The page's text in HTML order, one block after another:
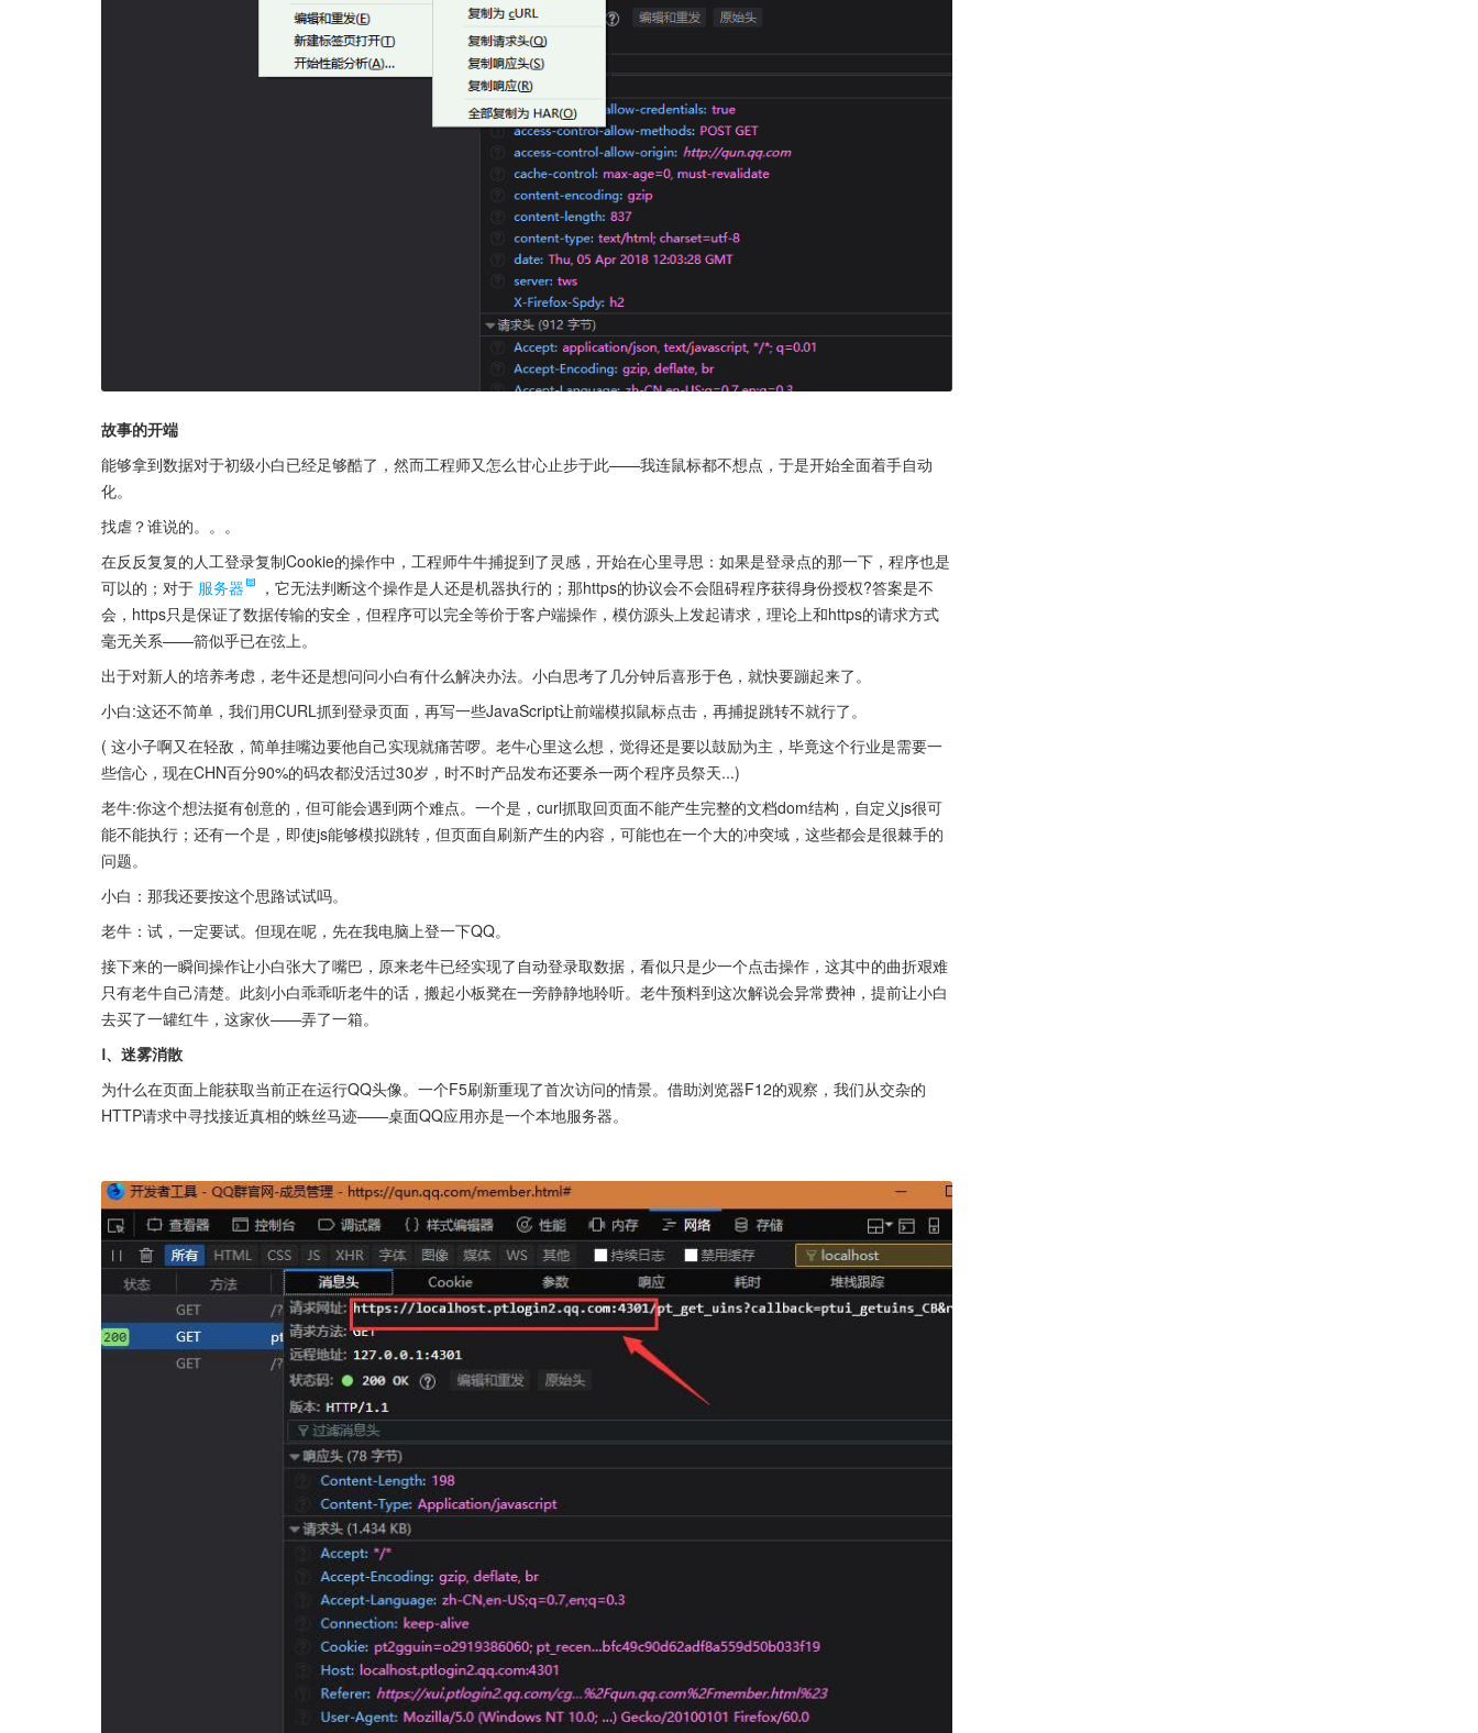
故事的开端
能够拿到数据对于初级小白已经足够酷了，然而工程师又怎么甘心止步于此——我连鼠标都不想点，于是开始全面着手自动
化。
找虐？谁说的。。。
在反反复复的人工登录复制Cookie的操作中，工程师牛牛捕捉到了灵感，开始在心里寻思：如果是登录点的那一下，程序也是
可以的；对于 服务器
，它无法判断这个操作是人还是机器执行的；那https的协议会不会阻碍程序获得身份授权?答案是不
会，https只是保证了数据传输的安全，但程序可以完全等价于客户端操作，模仿源头上发起请求，理论上和https的请求方式
毫无关系——箭似乎已在弦上。
出于对新人的培养考虑，老牛还是想问问小白有什么解决办法。小白思考了几分钟后喜形于色，就快要蹦起来了。
小白:这还不简单，我们用CURL抓到登录页面，再写一些JavaScript让前端模拟鼠标点击，再捕捉跳转不就行了。
( 这小子啊又在轻敌，简单挂嘴边要他自己实现就痛苦啰。老牛心里这么想，觉得还是要以鼓励为主，毕竟这个行业是需要一
些信心，现在CHN百分90%的码农都没活过30岁，时不时产品发布还要杀一两个程序员祭天...)
老牛:你这个想法挺有创意的，但可能会遇到两个难点。一个是，curl抓取回页面不能产生完整的文档dom结构，自定义js很可
能不能执行；还有一个是，即使js能够模拟跳转，但页面自刷新产生的内容，可能也在一个大的冲突域，这些都会是很棘手的
问题。
小白：那我还要按这个思路试试吗。
老牛：试，一定要试。但现在呢，先在我电脑上登一下QQ。
接下来的一瞬间操作让小白张大了嘴巴，原来老牛已经实现了自动登录取数据，看似只是少一个点击操作，这其中的曲折艰难
只有老牛自己清楚。此刻小白乖乖听老牛的话，搬起小板凳在一旁静静地聆听。老牛预料到这次解说会异常费神，提前让小白
去买了一罐红牛，这家伙——弄了一箱。
Ⅰ、迷雾消散
为什么在页面上能获取当前正在运行QQ头像。一个F5刷新重现了首次访问的情景。借助浏览器F12的观察，我们从交杂的
HTTP请求中寻找接近真相的蛛丝马迹——桌面QQ应用亦是一个本地服务器。